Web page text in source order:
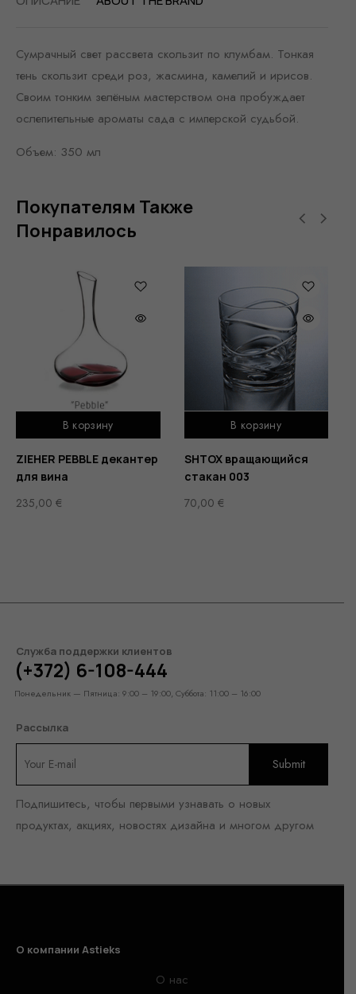
Сумрачный свет рассвета скользит по клумбам. Тонкая
тень скользит среди роз, жасмина, камелий и ирисов.
Своим тонким зелёным мастерством она пробуждает
ослепительные ароматы сада с имперской судьбой.
Объем: 350 мл
Покупателям Также
Понравилось
В корзину
ZIEHER PEBBLE декантер
для вина
235,00 €
В корзину
SHTOX вращающийся
стакан 003
70,00 €
Служба поддержки клиентов
(+372) 6-108-444
Понедельник — Пятница: 9:00 – 19:00, Суббота: 11:00 – 16:00
Рассылка
Подпишитесь, чтобы первыми узнавать о новых
продуктах, акциях, новостях дизайна и многом другом
О компании Astieks
О нас